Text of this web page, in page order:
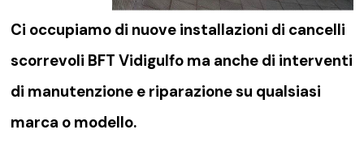
Ci occupiamo di nuove installazioni di cancelli
scorrevoli BFT Vidigulfo ma anche di interventi
di manutenzione e riparazione su qualsiasi
marca o modello.